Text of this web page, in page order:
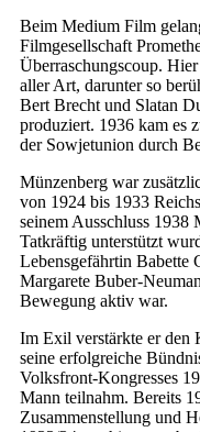
Beim Medium Film
Filmgesellschaft
Überraschungscoup.
aller Art, darunter so
Bert Brecht und Slatan
produziert. 1936 kam es
der So­wjet­union durch
Münzenberg war
von 1924 bis 1933
seinem Ausschluss
Tatkräftig unterstützt
Lebensgefährtin Babette
Margarete Buber-
Bewegung aktiv war.
Im Exil verstärkte er den
seine erfolgreiche
Volksfront-Kongresses
Mann teilnahm. Bereits
Zusammenstellung und